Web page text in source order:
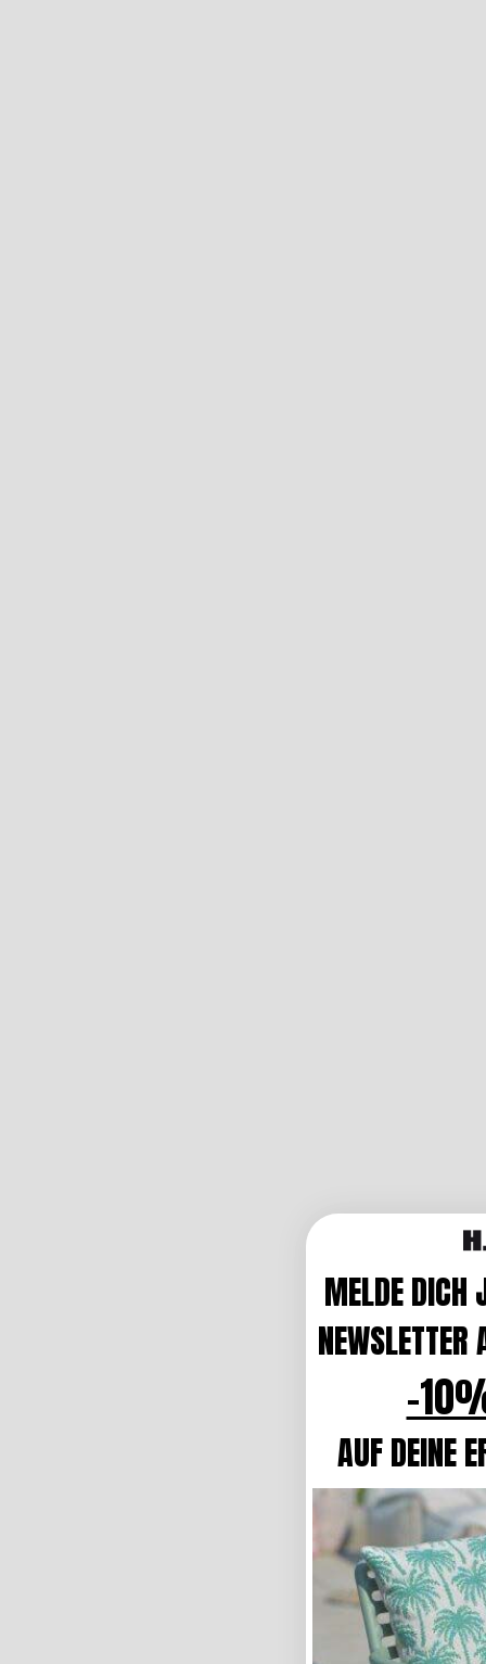
MELDE DICH
NEWSLETTER
-
AUF DEINE